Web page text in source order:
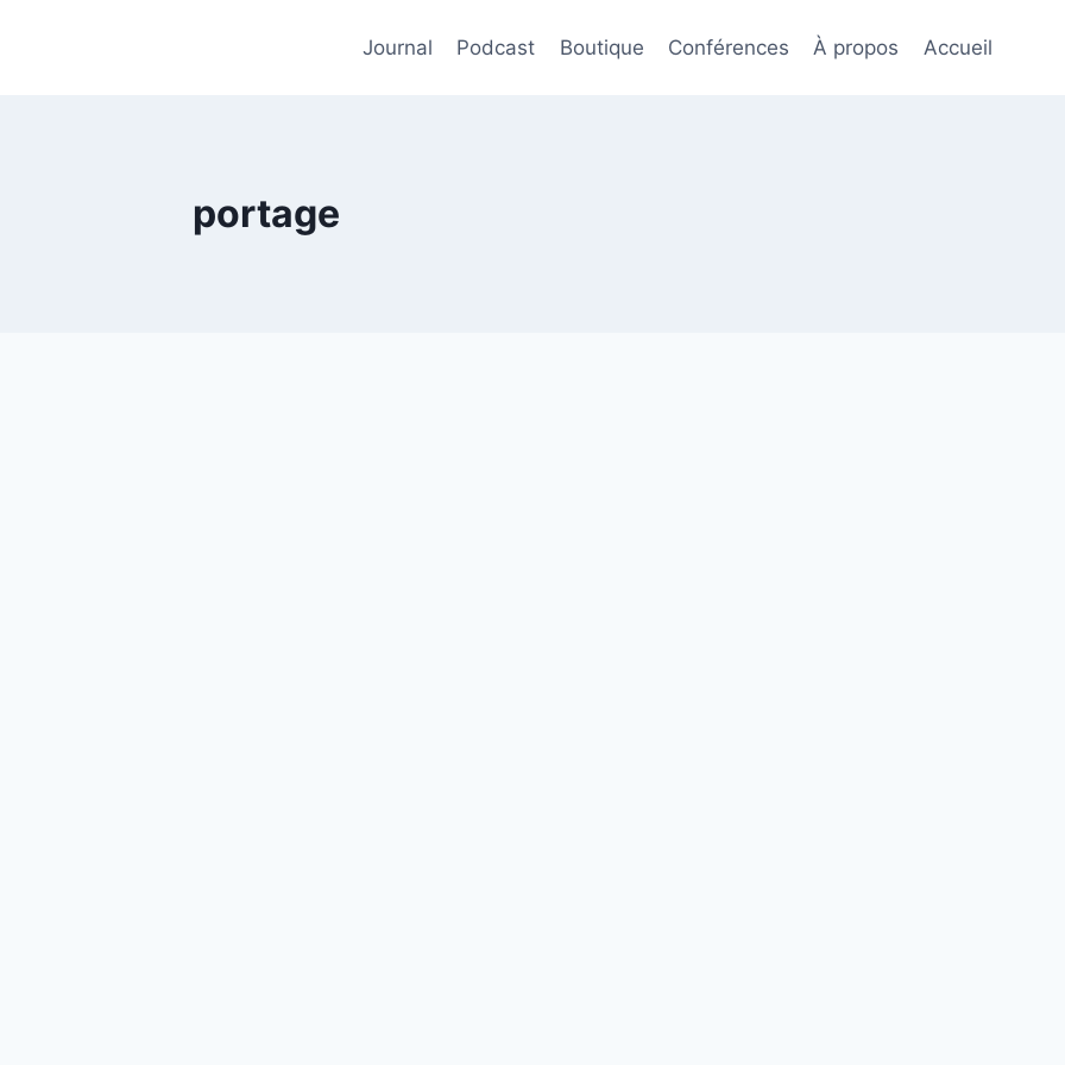
Journal Podcast Boutique Conférences À propos Accueil
portage